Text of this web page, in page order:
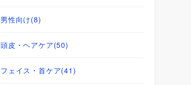
男性向け(8)
頭皮・ヘアケア(50)
フェイス・首ケア(41)